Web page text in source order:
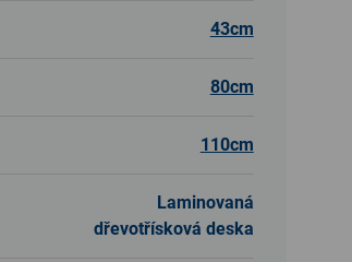
43cm
80cm
110cm
Laminovaná
dřevotřísková deska